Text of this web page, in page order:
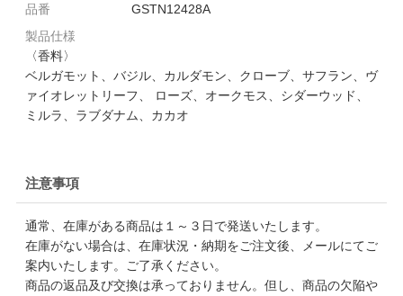
品番
GSTN12428A
製品仕様
〈香料〉
ベルガモット、バジル、カルダモン、クローブ、サフラン、ヴ
ァイオレットリーフ、 ローズ、オークモス、シダーウッド、
ミルラ、ラブダナム、カカオ
注意事項
通常、在庫がある商品は１～３日で発送いたします。
在庫がない場合は、在庫状況・納期をご注文後、メールにてご
案内いたします。ご了承ください。
商品の返品及び交換は承っておりません。但し、商品の欠陥や